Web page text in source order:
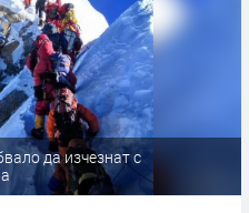
да изчезнат с